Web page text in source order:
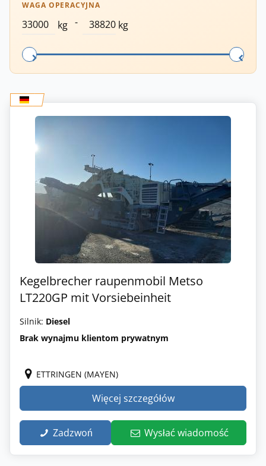
WAGA OPERACYJNA
kg - kg
Kegelbrecher raupenmobil Metso
LT220GP mit Vorsiebeinheit
Silnik: Diesel
Brak wynajmu klientom prywatnym
ETTRINGEN (MAYEN)
Więcej szczegółów
Zadzwoń Wysłać wiadomość